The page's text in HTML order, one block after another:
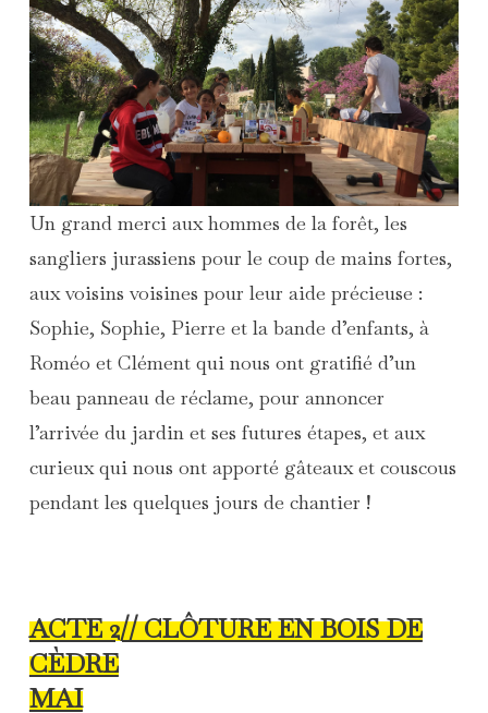
Un grand merci auxhommes de la forêt, les
sangliers jurassiens pour le coup de mains fortes,
aux voisins voisines pour leur aide précieuse :
Sophie, Sophie, Pierre et la bande d’enfants, à
Roméo et Clément qui nous ont gratifié d’un
beau panneau de réclame, pour annoncer
l’arrivée du jardin et ses futures étapes, et aux
curieux qui nous ont apporté gâteaux et couscous
pendant les quelques jours de chantier !
ACTE 2// CLÔTURE EN BOIS DE
CÈDRE
MAI